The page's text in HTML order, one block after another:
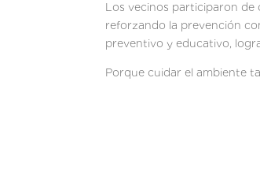
Los vecinos participaron de
reforzando la prevención
preventivo y educativo,
Porque cuidar el ambiente